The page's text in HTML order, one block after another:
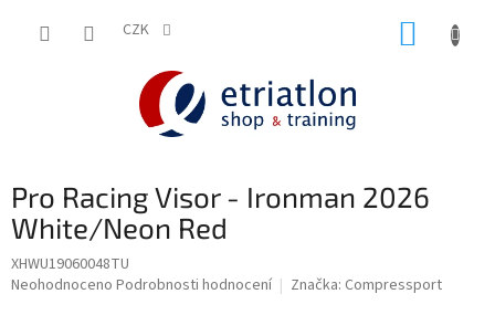
CZK
Pro Racing Visor - Ironman 2026
White/Neon Red
XHWU19060048TU
Průměrné
Neohodnoceno Podrobnosti hodnocení Značka: Compressport
shop.etriatlon.cz - Chat